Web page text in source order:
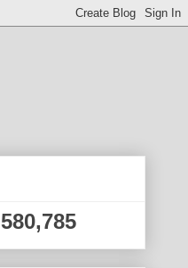
580,785